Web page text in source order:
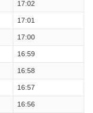
17:02
17:01
17:00
16:59
16:58
16:57
16:56